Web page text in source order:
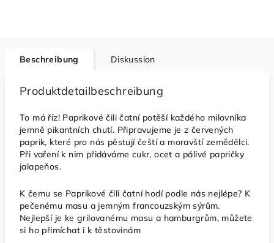
Beschreibung Diskussion
Produktdetailbeschreibung
To má říz! Paprikové čili čatní potěší každého milovníka
jemně pikantních chutí. Připravujeme je z červených
paprik, které pro nás pěstují čeští a moravští zemědělci.
Při vaření k nim přidáváme cukr, ocet a pálivé papričky
jalapeňos.
K čemu se Paprikové čili čatní hodí podle nás nejlépe? K
pečenému masu a jemným francouzským sýrům.
Nejlepší je ke grilovanému masu a hamburgrům, můžete
si ho přimíchat i k těstovinám